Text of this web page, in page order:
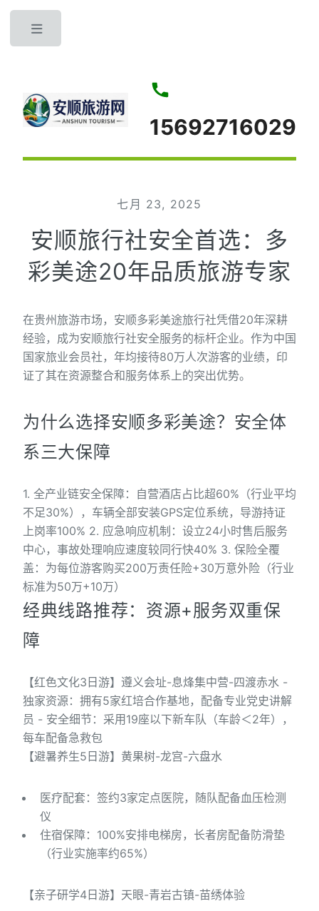
15692716029
七月 23, 2025
安顺旅行社安全首选：多
彩美途20年品质旅游专家
在贵州旅游市场，安顺多彩美途旅行社凭借20年深耕
经验，成为安顺旅行社安全服务的标杆企业。作为中国
国家旅业会员社，年均接待80万人次游客的业绩，印
证了其在资源整合和服务体系上的突出优势。
为什么选择安顺多彩美途？安全体
系三大保障
1. 全产业链安全保障：自营酒店占比超60%（行业平均
不足30%），车辆全部安装GPS定位系统，导游持证
上岗率100% 2. 应急响应机制：设立24小时售后服务
中心，事故处理响应速度较同行快40% 3. 保险全覆
盖：为每位游客购买200万责任险+30万意外险（行业
标准为50万+10万）
经典线路推荐：资源+服务双重保
障
【红色文化3日游】遵义会址-息烽集中营-四渡赤水 -
独家资源：拥有5家红培合作基地，配备专业党史讲解
员 - 安全细节：采用19座以下新车队（车龄＜2年），
每车配备急救包
【避暑养生5日游】黄果树-龙宫-六盘水
医疗配套：签约3家定点医院，随队配备血压检测
仪
住宿保障：100%安排电梯房，长者房配备防滑垫
（行业实施率约65%）
【亲子研学4日游】天眼-青岩古镇-苗绣体验